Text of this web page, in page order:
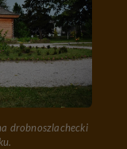
drobnoszlachecki